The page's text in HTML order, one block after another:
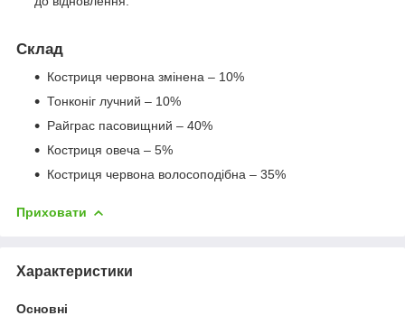
Склад
Костриця червона змінена – 10%
Тонконіг лучний – 10%
Райграс пасовищний – 40%
Костриця овеча – 5%
Костриця червона волосоподібна – 35%
Приховати
Характеристики
Основні